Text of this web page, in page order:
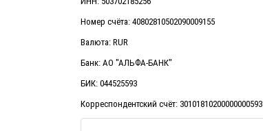
Номер счёта: 40802810502090009155
Валюта: RUR
Банк: АО "АЛЬФА-БАНК"
БИК: 044525593
Корреспондентский счёт: 30101810200000000593